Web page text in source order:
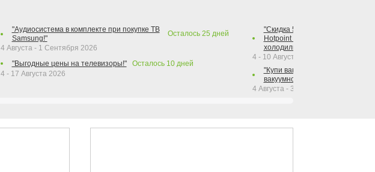
"Аудиосистема в комплекте при покупке ТВ
Samsung!"
Осталось 25 дней
4 Августа - 1 Сентября 2026
"Выгодные цены на телевизоры!"
Осталось 10дней
4 - 17 Августа 2026
"Скидка 50% на варочную
Hotpoint при покупке духового
холодильника Hotpoint!"
4 - 10 Августа 2026
"Купи вакуумный упаковщик +
вакуумного упаковщика =
4 Августа - 30 Сентября 2026